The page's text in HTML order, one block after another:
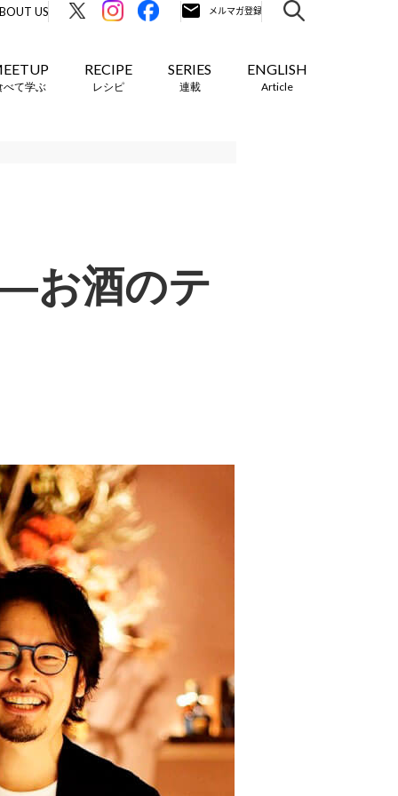
US
べて学ぶ
RECIPE
レシピ
SERIES
連載
ENGLISH
Article
お酒のテ